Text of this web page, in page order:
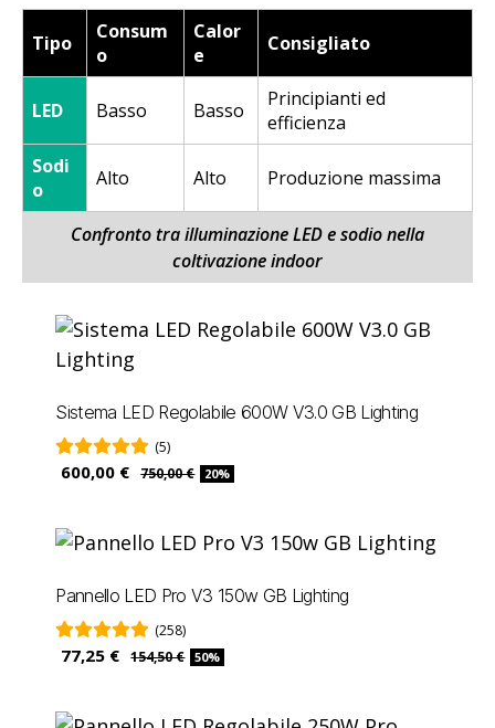
Confronto tra illuminazione LED e sodio nella
coltivazione indoor
Tipo
Consum
o
Calor
e
Consigliato
LED Basso Basso
Principianti ed
efficienza
Sodi
o
Alto Alto Produzione massima
Sistema LED Regolabile 600W V3.0 GB Lighting
(5)
600,00 € 750,00 € 20%
Pannello LED Pro V3 150w GB Lighting
(258)
77,25 € 154,50 € 50%